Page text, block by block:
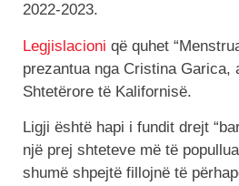
2022-2023.
Legjislacioni që quhet
prezantua nga Cristina Garica,
Shtetërore të Kalifornisë.
Ligji është hapi i fundit drejt
një prej shteteve më të
shumë shpejtë fillojnë të